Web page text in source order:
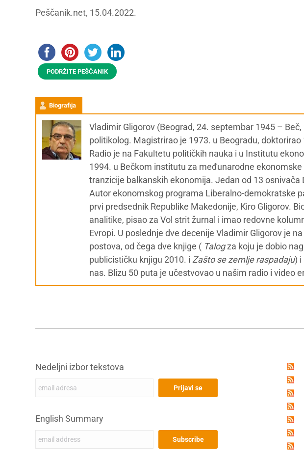
Peščanik.net, 15.04.2022.
PODRŽITE PEŠČANIK
Biografija
Vladimir Gligorov (Beograd, 24. septembar 1945 –
politikolog. Magistrirao je 1973. u Beogradu,
Radio je na Fakultetu političkih nauka i u Institutu
1994. u Bečkom institutu za međunarodne
tranzicije balkanskih ekonomija. Jedan od 13 osnivača
Autor ekonomskog programa Liberalno-demokratske
prvi predsednik Republike Makedonije, Kiro Gligorov.
analitike, pisao za Vol strit žurnal i imao redovne
Evropi. U poslednje dve decenije Vladimir Gligorov je
postova, od čega dve knjige ( Talogza koju je dobio
publicističku knjigu 2010. i Zašto se zemlje raspadaju) i
nas. Blizu 50 puta je učestvovao u našim radio i video
Nedeljni izbor tekstova
English Summary